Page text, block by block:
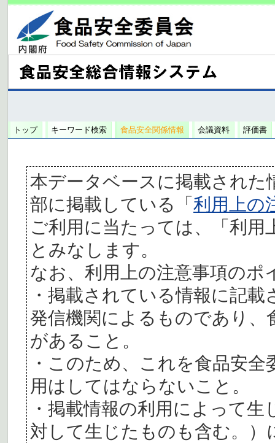
トップ キーワード検索 食品安全関係情報 会議資料 評価書
本データベースに掲載された
部に掲載している「利用上の
ご利用に当たっては、「利
とみなします。
なお、利用上の注意事項の
・掲載されている情報に記
発信機関によるものであり、
があること。
・このため、これを食品安
用はしてはならないこと。
・掲載情報の利用によって
対して生じたものも含む。